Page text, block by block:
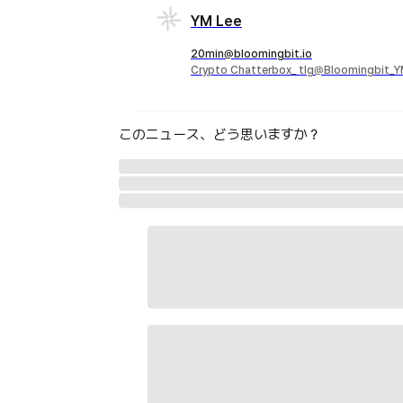
YM Lee
20min@bloomingbit.io
Crypto Chatterbox_
このニュース、どう思いますか？